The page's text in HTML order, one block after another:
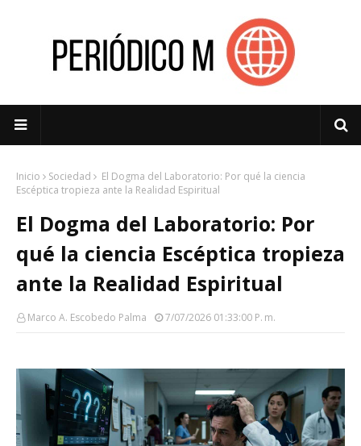
Inicio Sociedad
El Dogma del Laboratorio: Por qué la ciencia
Escéptica tropieza ante la Realidad Espiritual
El Dogma del Laboratorio: Por
qué la ciencia Escéptica tropieza
ante la Realidad Espiritual
Marco A. Escobedo Palma 7/07/2026 01:33:00 P. M.